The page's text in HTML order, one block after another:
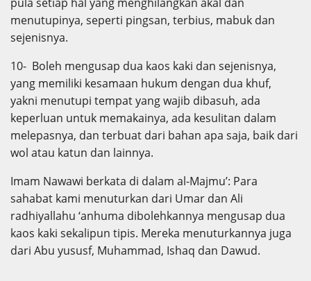
menutupinya, seperti pingsan, terbius, mabuk dan
sejenisnya.
10- Boleh mengusap dua kaos kaki dan sejenisnya,
yang memiliki kesamaan hukum dengan dua khuf,
yakni menutupi tempat yang wajib dibasuh, ada
keperluan untuk memakainya, ada kesulitan dalam
melepasnya, dan terbuat dari bahan apa saja, baik dari
wol atau katun dan lainnya.
Imam Nawawi berkata di dalam al-Majmu’: Para
sahabat kami menuturkan dari Umar dan Ali
radhiyallahu ‘anhuma dibolehkannya mengusap dua
kaos kaki sekalipun tipis. Mereka menuturkannya juga
dari Abu yususf, Muhammad, Ishaq dan Dawud.